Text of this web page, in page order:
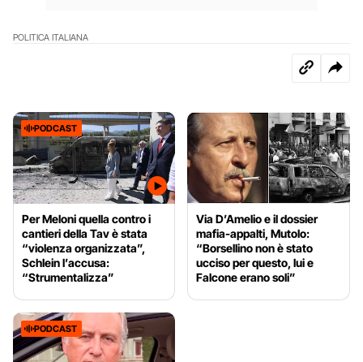
POLITICA ITALIANA
PODCAST
Per Meloni quella contro i
cantieri della Tav è stata
“violenza organizzata”,
Schlein l’accusa:
“Strumentalizza”
Via D’Amelio e il dossier
mafia-appalti, Mutolo:
“Borsellino non è stato
ucciso per questo, lui e
Falcone erano soli”
PODCAST